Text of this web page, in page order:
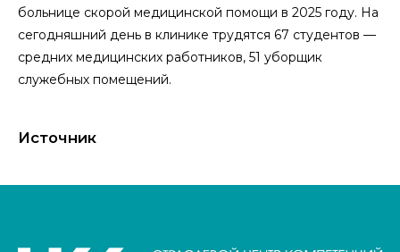
больнице скорой медицинской помощи в 2025 году. На
сегодняшний день в клинике трудятся 67 студентов —
средних медицинских работников, 51 уборщик
служебных помещений.
Источник